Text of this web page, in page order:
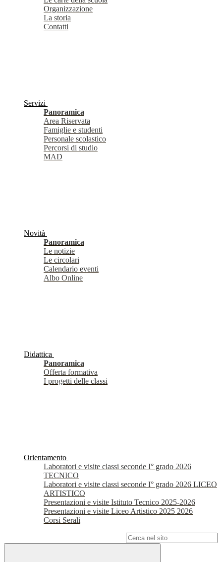
Organizzazione
La storia
Contatti
Servizi
Panoramica
Area Riservata
Famiglie e studenti
Personale scolastico
Percorsi di studio
MAD
Novità
Panoramica
Le notizie
Le circolari
Calendario eventi
Albo Online
Didattica
Panoramica
Offerta formativa
I progetti delle classi
Orientamento
Laboratori e visite classi seconde I° grado 2026
TECNICO
Laboratori e visite classi seconde I° grado 2026 LICEO
ARTISTICO
Presentazioni e visite Istituto Tecnico 2025-2026
Presentazioni e visite Liceo Artistico 2025 2026
Corsi Serali